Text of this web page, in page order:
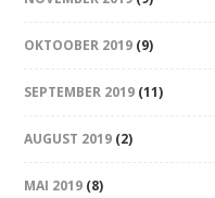
OKTOOBER 2019 (9)
SEPTEMBER 2019 (11)
AUGUST 2019 (2)
MAI 2019 (8)